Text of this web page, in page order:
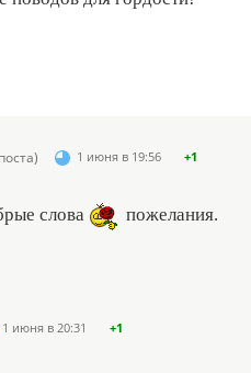
1 июня в 19:56 +1
слова пожелания.
1 июня в 20:31 +1